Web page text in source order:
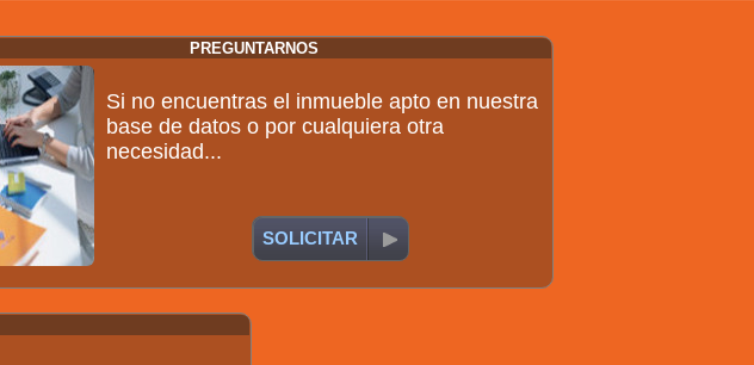
PREGUNTARNOS
Si no encuentras el inmueble apto en nuestra
base de datos o por cualquiera otra
necesidad...
SOLICITAR